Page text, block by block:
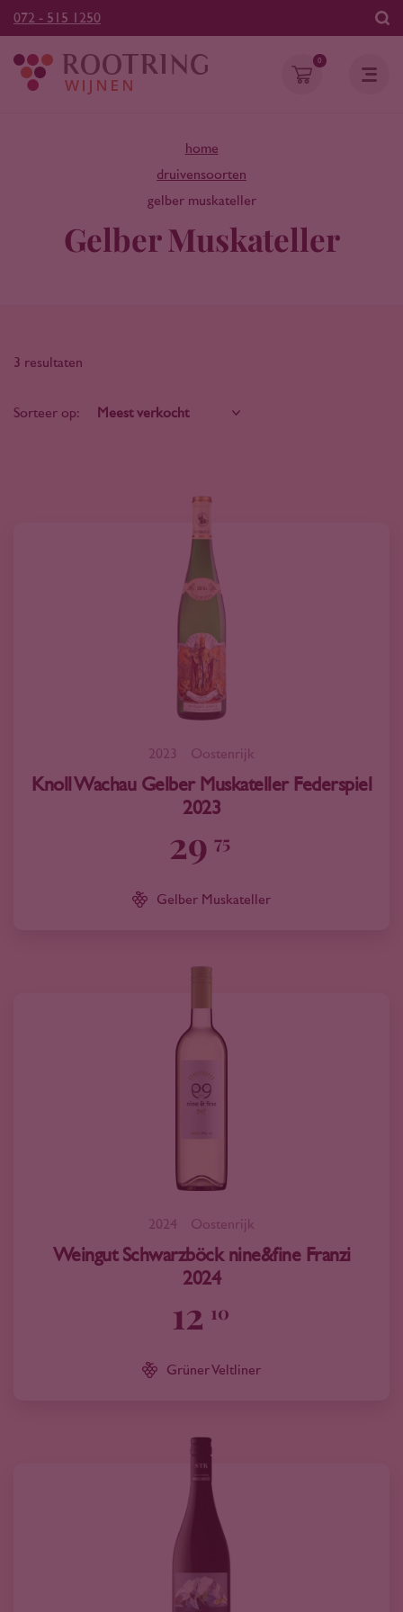
072 - 515 1250
0
home
druivensoorten
gelber muskateller
Gelber Muskateller
3 resultaten
Sorteer op:
2023 Oostenrijk
Knoll Wachau Gelber Muskateller Federspiel
2023
29 75
Gelber Muskateller
2024 Oostenrijk
Weingut Schwarzböck nine&fine Franzi
2024
12 10
Grüner Veltliner